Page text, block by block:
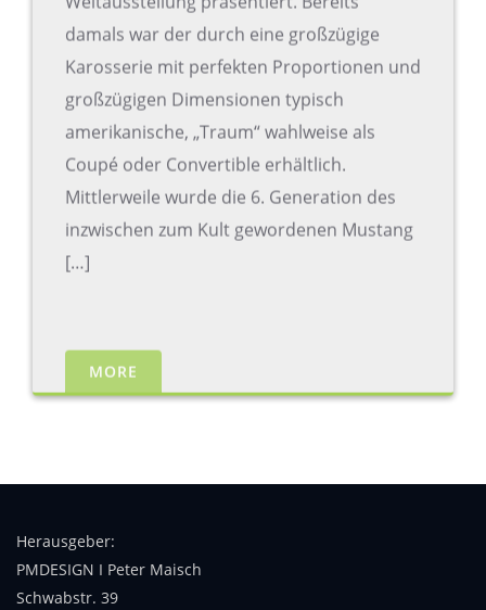
damals war der durch eine großzügige
Karosserie mit perfekten Proportionen und
großzügigen Dimensionen typisch
amerikanische, „Traum“ wahlweise als
Coupé oder Convertible erhältlich.
Mittlerweile wurde die 6. Generation des
inzwischen zum Kult gewordenen Mustang
[…]
MORE
Herausgeber:
PMDESIGN I Peter Maisch
Schwabstr. 39